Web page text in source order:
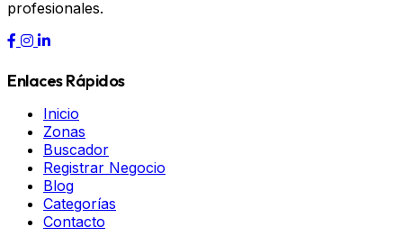
profesionales.
Enlaces Rápidos
Inicio
Zonas
Buscador
Registrar Negocio
Blog
Categorías
Contacto